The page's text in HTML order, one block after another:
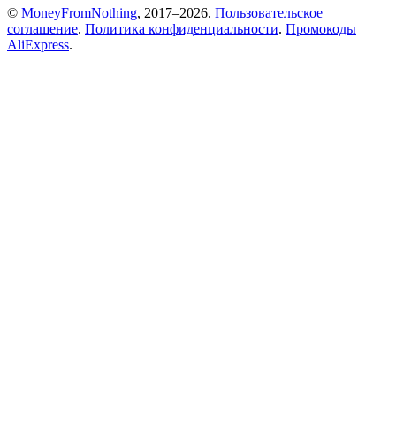
© MoneyFromNothing, 2017–2026. Пользовательское
соглашение. Политика конфиденциальности. Промокоды
AliExpress.